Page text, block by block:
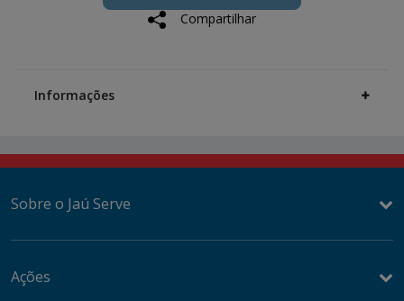
cart
Compartilhar
Information
Informações
Sobre o Jaú Serve
Ações